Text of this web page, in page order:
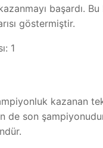
başardı.
göstermiştir.
1
kazanan
de son